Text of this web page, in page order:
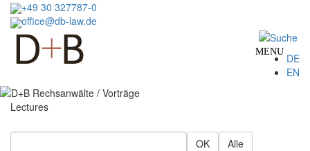
Skip
main
+49 30 327787-0
office@db-law.de
MENU DE
EN
Lectures
OK Alle